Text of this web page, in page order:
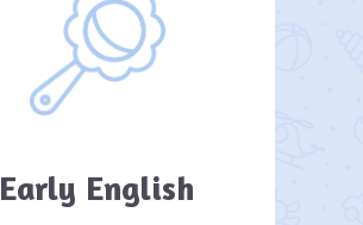
Early English